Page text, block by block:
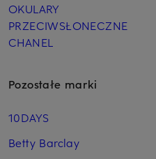
OKULARY
PRZECIWSŁONECZNE
CHANEL
Pozostałe marki
10DAYS
Betty Barclay